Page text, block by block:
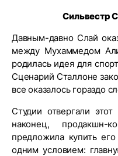
Сильвестр
Давным-давно Слай
между Мухаммедом
родилась идея для
Сценарий Сталлоне
все оказалось гораздо
Студии отвергали
наконец,
предложила купить
одним условием: